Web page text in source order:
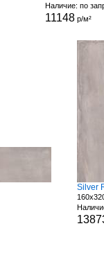
Наличие: по
11148р/м²
Silver